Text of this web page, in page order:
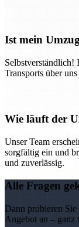
Ist mein
Selbstverständlich!
Transports über
Wie läuft der
Unser Team
sorgfältig ein und
und zuverlässig.
Alle Fragen
Dann probieren
Angebot an – ganz